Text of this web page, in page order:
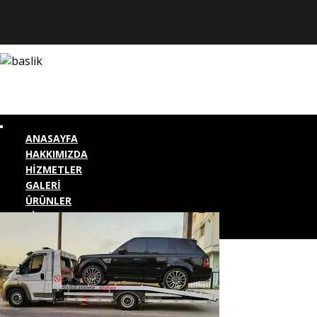
ANASAYFA
HAKKIMIZDA
HİZMETLER
GALERİ
ÜRÜNLER
BİZE ULAŞIN
KURUMSAL GİRİŞ